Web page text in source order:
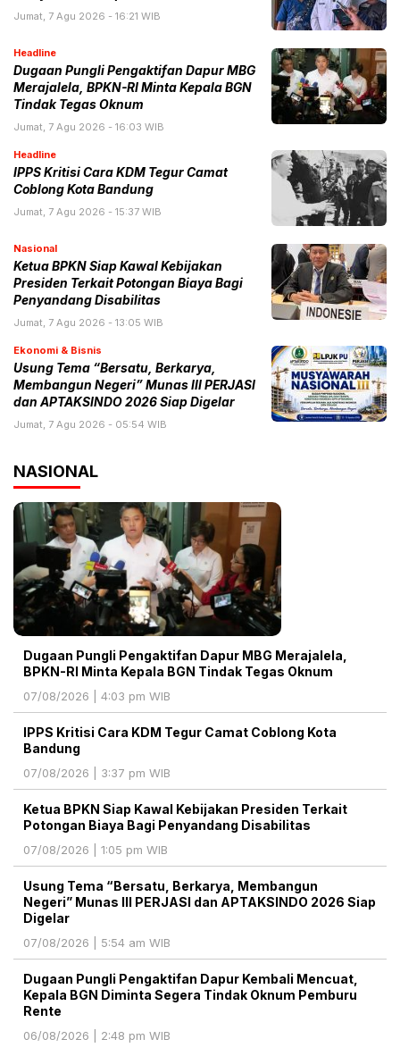
Jumat, 7 Agu 2026 - 16:21 WIB
Headline
Dugaan Pungli Pengaktifan Dapur MBG
Merajalela, BPKN-RI Minta Kepala BGN
Tindak Tegas Oknum
Jumat, 7 Agu 2026 - 16:03 WIB
Headline
IPPS Kritisi Cara KDM Tegur Camat
Coblong Kota Bandung
Jumat, 7 Agu 2026 - 15:37 WIB
Nasional
Ketua BPKN Siap Kawal Kebijakan
Presiden Terkait Potongan Biaya Bagi
Penyandang Disabilitas
Jumat, 7 Agu 2026 - 13:05 WIB
Ekonomi & Bisnis
Usung Tema “Bersatu, Berkarya,
Membangun Negeri” Munas III PERJASI
dan APTAKSINDO 2026 Siap Digelar
Jumat, 7 Agu 2026 - 05:54 WIB
NASIONAL
Dugaan Pungli Pengaktifan Dapur MBG Merajalela,
BPKN-RI Minta Kepala BGN Tindak Tegas Oknum
07/08/2026 | 4:03 pm WIB
IPPS Kritisi Cara KDM Tegur Camat Coblong Kota
Bandung
07/08/2026 | 3:37 pm WIB
Ketua BPKN Siap Kawal Kebijakan Presiden Terkait
Potongan Biaya Bagi Penyandang Disabilitas
07/08/2026 | 1:05 pm WIB
Usung Tema “Bersatu, Berkarya, Membangun
Negeri” Munas III PERJASI dan APTAKSINDO 2026 Siap
Digelar
07/08/2026 | 5:54 am WIB
Dugaan Pungli Pengaktifan Dapur Kembali Mencuat,
Kepala BGN Diminta Segera Tindak Oknum Pemburu
Rente
06/08/2026 | 2:48 pm WIB